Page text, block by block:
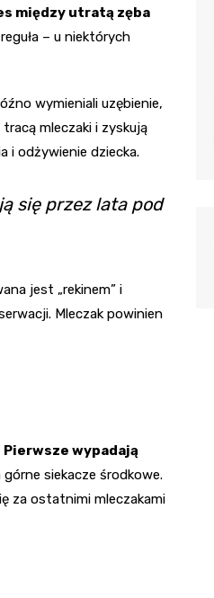
między utratą zęba
– u niektórych
wymieniali uzębienie,
mleczaki i zyskują
i odżywienie dziecka.
się przez lata pod
jest „rekinem” i
Mleczak powinien
Pierwsze wypadają
siekacze środkowe.
za ostatnimi mleczakami